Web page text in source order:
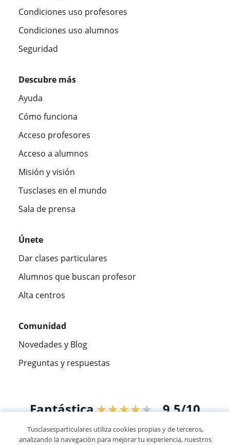
Condiciones uso profesores
Condiciones uso alumnos
Seguridad
Descubre más
Ayuda
Cómo funciona
Acceso profesores
Acceso a alumnos
Misión y visión
Tusclases en el mundo
Sala de prensa
Únete
Dar clases particulares
Alumnos que buscan profesor
Alta centros
Comunidad
Novedades y Blog
Preguntas y respuestas
Fantástica★★★★★ 9,5/10
305993opiniones de alumnos
Tusclasesparticulares utiliza cookies propias y de terceros,
analizando la navegación para mejorar tu experiencia, nuestros